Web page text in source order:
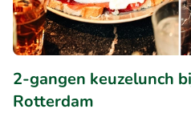
2-gangen keuzelunch
Rotterdam